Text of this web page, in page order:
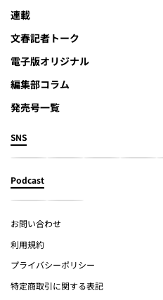
連載
文春記者トーク
電子版オリジナル
編集部コラム
発売号一覧
SNS
Podcast
お問い合わせ
利用規約
プライバシーポリシー
特定商取引に関する表記